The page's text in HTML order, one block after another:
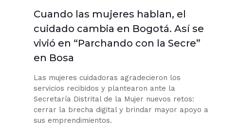
Cuando las mujeres hablan, el
cuidado cambia en Bogotá. Así se
vivió en “Parchando con la Secre”
en Bosa
Las mujeres cuidadoras agradecieron los
servicios recibidos y plantearon ante la
Secretaría Distrital de la Mujer nuevos retos:
cerrar la brecha digital y brindar mayor apoyo a
sus emprendimientos.